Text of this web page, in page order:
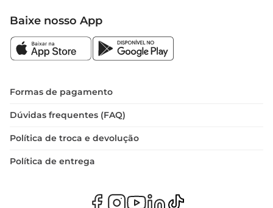
Baixe nosso App
Formas de pagamento
Dúvidas frequentes (FAQ)
Política de troca e devolução
Política de entrega